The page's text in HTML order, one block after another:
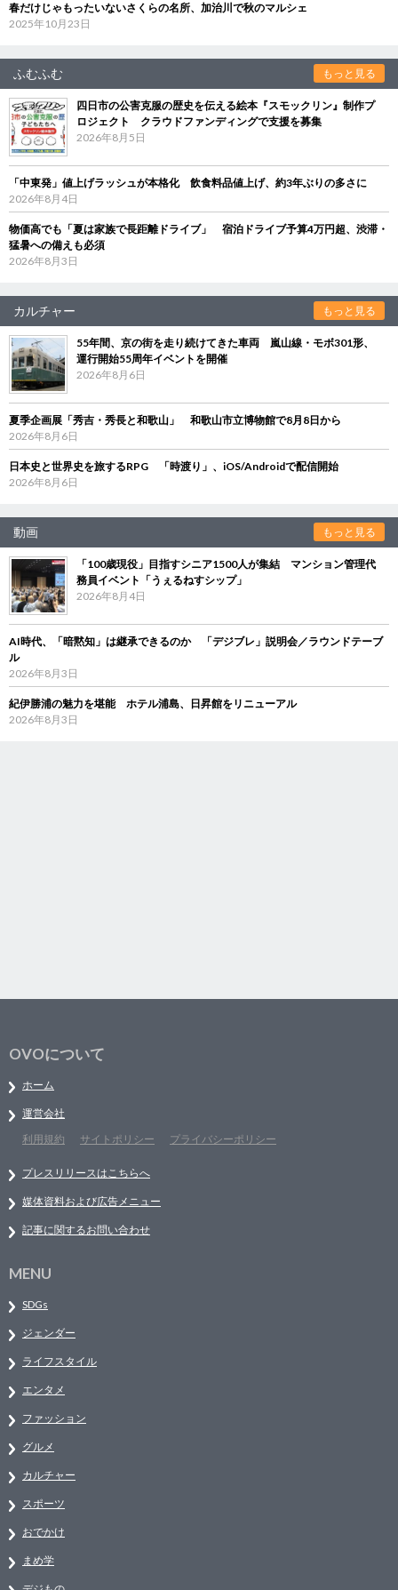
春だけじゃもったいないさくらの名所、加治川で秋のマルシェ
2025年10月23日
ふむふむ もっと見る
四日市の公害克服の歴史を伝える絵本『スモックリン』制作プ
ロジェクト クラウドファンディングで支援を募集
2026年8月5日
「中東発」値上げラッシュが本格化 飲食料品値上げ、約3年ぶりの多さに
2026年8月4日
物価高でも「夏は家族で長距離ドライブ」 宿泊ドライブ予算4万円超、渋滞・
猛暑への備えも必須
2026年8月3日
カルチャー もっと見る
55年間、京の街を走り続けてきた車両 嵐山線・モボ301形、
運行開始55周年イベントを開催
2026年8月6日
夏季企画展「秀吉・秀長と和歌山」 和歌山市立博物館で8月8日から
2026年8月6日
日本史と世界史を旅するRPG 「時渡り」、iOS/Androidで配信開始
2026年8月6日
動画 もっと見る
「100歳現役」目指すシニア1500人が集結 マンション管理代
務員イベント「うぇるねすシップ」
2026年8月4日
AI時代、「暗黙知」は継承できるのか 「デジブレ」説明会／ラウンドテーブ
ル
2026年8月3日
紀伊勝浦の魅力を堪能 ホテル浦島、日昇館をリニューアル
2026年8月3日
OVOについて
ホーム
運営会社
利用規約
サイトポリシー プライバシーポリシー
プレスリリースはこちらへ
媒体資料および広告メニュー
記事に関するお問い合わせ
MENU
SDGs
ジェンダー
ライフスタイル
エンタメ
ファッション
グルメ
カルチャー
スポーツ
おでかけ
まめ学